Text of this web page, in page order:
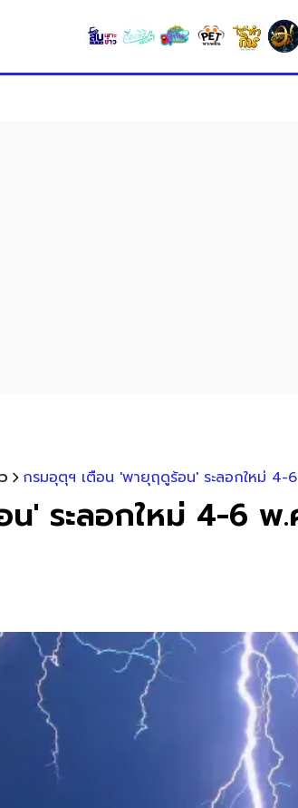
กรมอุตุฯ เตือน 'พายุฤดูร้อน' ระลอกใหม่ 4-
' ระลอกใหม่ 4-6 พ